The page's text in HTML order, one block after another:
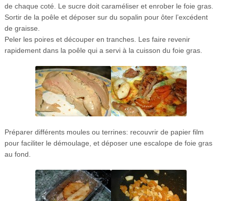
de chaque coté. Le sucre doit caraméliser et enrober le foie gras.
Sortir de la poêle et déposer sur du sopalin pour ôter l’excédent
de graisse.
Peler les poires et découper en tranches. Les faire revenir
rapidement dans la poêle qui a servi à la cuisson du foie gras.
Préparer différents moules ou terrines: recouvrir de papier film
pour faciliter le démoulage, et déposer une escalope de foie gras
au fond.